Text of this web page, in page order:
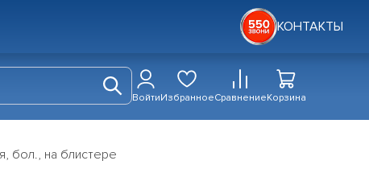
КОНТАКТЫ
ВойтиИзбранноеСравнениеКорзина
бол., на блистере